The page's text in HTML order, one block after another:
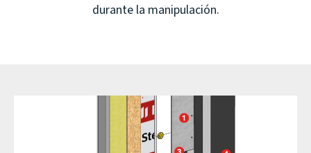
durante la manipulación.